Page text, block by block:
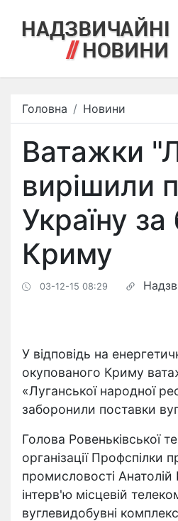
Головна Новини
Ватажки
вирішили
Україну
Криму
03-12-15 08:29
У відповідь на
окупованого Криму
«Луганської народної
заборонили поставки
Голова Ровеньківської
організації Профспілки
промисловості
інтерв'ю місцевій
вуглевидобувні